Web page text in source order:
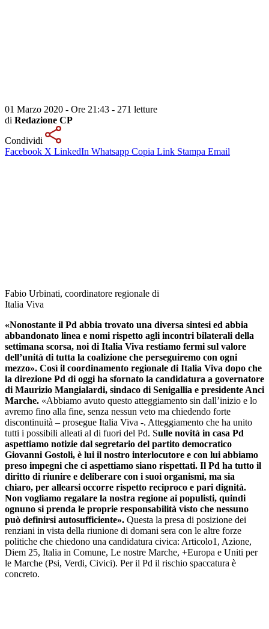
01 Marzo 2020 - Ore 21:43 - 271 letture
di Redazione CP
Condividi
Facebook X LinkedIn Whatsapp Copia Link Stampa Email
Fabio Urbinati, coordinatore regionale di
Italia Viva
«Nonostante il Pd abbia trovato una diversa sintesi ed abbia
abbandonato linea e nomi rispetto agli incontri bilaterali della
settimana scorsa, noi di Italia Viva restiamo fermi sul valore
dell’unità di tutta la coalizione che perseguiremo con ogni
mezzo». Così il coordinamento regionale di Italia Viva dopo che
la direzione Pd di oggi ha sfornato la candidatura a governatore
di Maurizio Mangialardi, sindaco di Senigallia e presidente Anci
Marche. «Abbiamo avuto questo atteggiamento sin dall’inizio e lo
avremo fino alla fine, senza nessun veto ma chiedendo forte
discontinuità – prosegue Italia Viva -. Atteggiamento che ha unito
tutti i possibili alleati al di fuori del Pd. Sulle novità in casa Pd
aspettiamo notizie dal segretario del partito democratico
Giovanni Gostoli, è lui il nostro interlocutore e con lui abbiamo
preso impegni che ci aspettiamo siano rispettati. Il Pd ha tutto il
diritto di riunire e deliberare con i suoi organismi, ma sia
chiaro, per allearsi occorre rispetto reciproco e pari dignità.
Non vogliamo regalare la nostra regione ai populisti, quindi
ognuno si prenda le proprie responsabilità visto che nessuno
può definirsi autosufficiente». Questa la presa di posizione dei
renziani in vista della riunione di domani sera con le altre forze
politiche che chiedono una candidatura civica: Articolo1, Azione,
Diem 25, Italia in Comune, Le nostre Marche, +Europa e Uniti per
le Marche (Psi, Verdi, Civici). Per il Pd il rischio spaccatura è
concreto.